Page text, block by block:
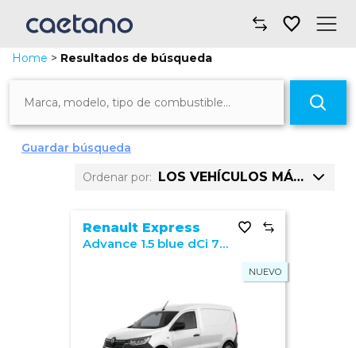
Comprar un coche
Taller y mantenimiento
Financiación y seguros
Sobre nosotros
Dónde encontrarnos
Home > Resultados de búsqueda
C
666 coches encontrados
Guardar búsqueda
Ordenar por: LOS VEHÍCULOS MÁS VISTOS
Precio: mayor a menor
Precio: menor a mayor
Km: menor a mayor
Renault Express
Advance 1.5 blue dCi 70 kw (95cv)
NUEVO